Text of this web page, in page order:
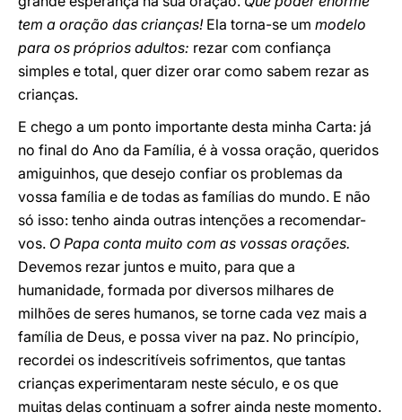
tem a oração das crianças! Ela torna-se um modelo
para os próprios adultos: rezar com confiança
simples e total, quer dizer orar como sabem rezar as
crianças.
E chego a um ponto importante desta minha Carta: já
no final do Ano da Família, é à vossa oração, queridos
amiguinhos, que desejo confiar os problemas da
vossa família e de todas as famílias do mundo. E não
só isso: tenho ainda outras intenções a recomendar-
vos. O Papa conta muito com as vossas orações.
Devemos rezar juntos e muito, para que a
humanidade, formada por diversos milhares de
milhões de seres humanos, se torne cada vez mais a
família de Deus, e possa viver na paz. No princípio,
recordei os indescritíveis sofrimentos, que tantas
crianças experimentaram neste século, e os que
muitas delas continuam a sofrer ainda neste momento.